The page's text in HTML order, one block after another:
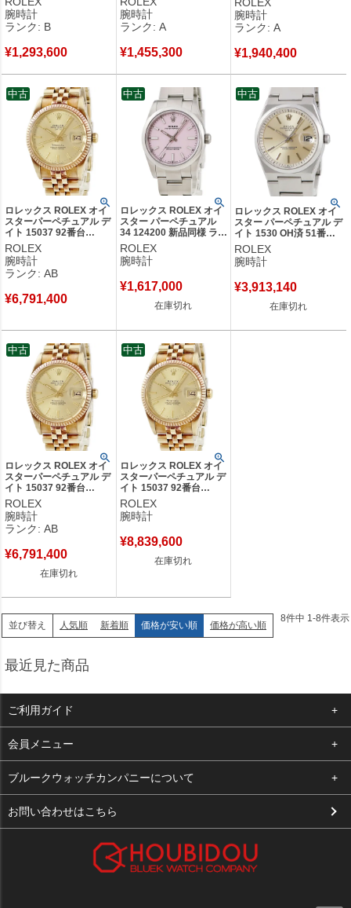
ジ レトロ メンズ 腕時計
自動巻き ベージュ 【中
古】中古品
腕時計
ランク: B
¥1,293,600
ク メンズ 腕時計自動巻
き ゴールド 【中古】中
古美品
腕時計
ランク: A
¥1,455,300
ジ モローベゼル メンズ
腕時計自動巻き ゴールド
【中古】中古美品
ROLEX
腕時計
ランク: A
¥1,940,400
ロレックス ROLEX オイ
スターパーペチュアル デ
イト 15037 92番台
K14YG無垢 ティファニ
ー Wネーム メンズ 腕時
計自動巻き ゴールド
【中古】中古品
ROLEX
腕時計
ランク: AB
¥6,791,400
中古
ロレックス ROLEX オイ
スター パーペチュアル
34 124200 新品同様 ラン
ダム番 キャンディピンク
レディース 腕時計自動巻
き ピンク 【中古】
ROLEX
腕時計
¥1,617,000
在庫切れ
中古
ロレックス ROLEX オイ
スター パーペチュアル デ
イト 1530 OH済 51番台
トリチウム ヴィンテージ
メンズ 腕時計自動巻き ゴ
ールド 【中古】
ROLEX
腕時計
¥3,913,140
在庫切れ
中古
ロレックス ROLEX オイ
スターパーペチュアル デ
イト 15037 92番台
K14YG無垢 ティファニ
ー Wネーム メンズ 腕時
計自動巻き ゴールド
【中古】中古品
ROLEX
腕時計
ランク: AB
¥6,791,400
在庫切れ
中古
ロレックス ROLEX オイ
スターパーペチュアル デ
イト 15037 92番台
K14YG無垢 ティファニ
ー Wネーム メンズ 腕時
計自動巻き ゴールド
ROLEX
腕時計
¥8,839,600
在庫切れ
中古
並び替え 人気順 新着順 価格が安い順 価格が高い順
8件中 1-8件表示
最近見た商品
ご利用ガイド
よくある質問
支払い・送料
お客様の声
会員メニュー
ログイン
お気に入り
ブルークウォッチカンパニーについて
会社概要
お問い合わせはこちら